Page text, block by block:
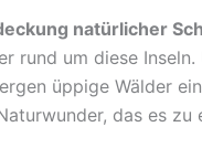
natürlicher
rund um diese
üppige Wälder
das es zu